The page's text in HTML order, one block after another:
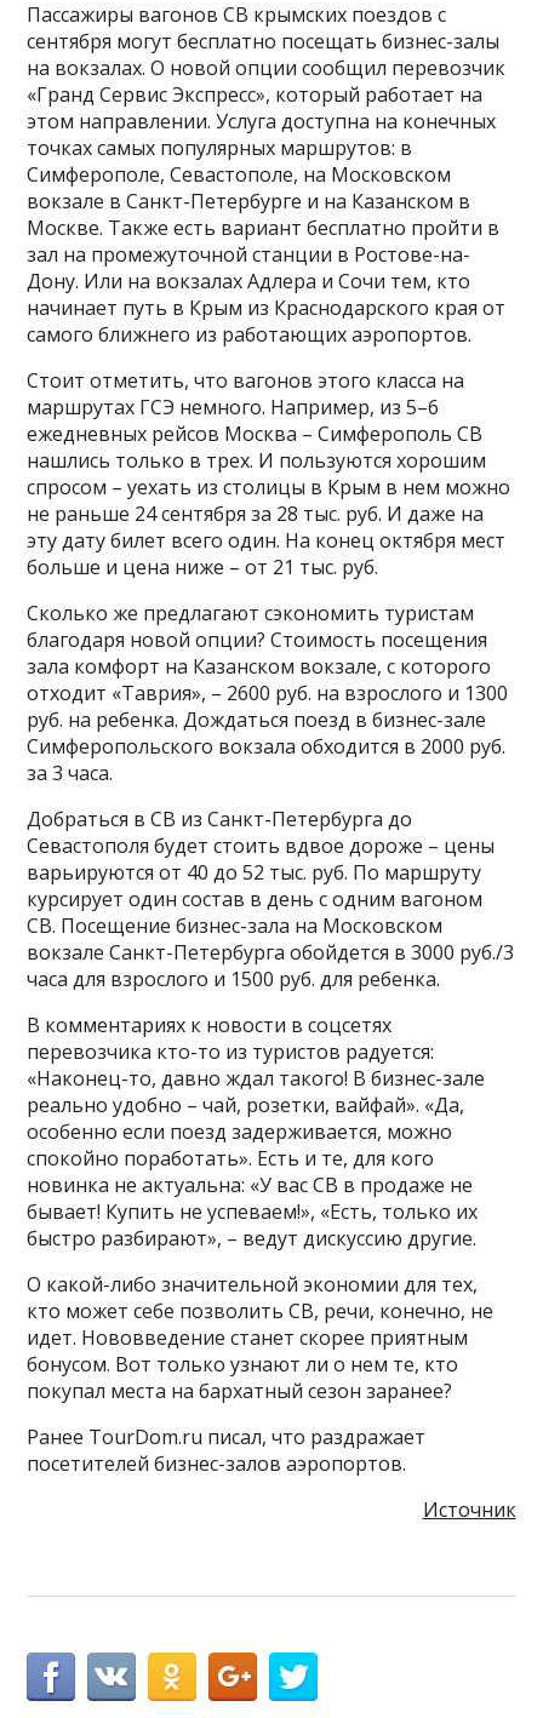
Пассажиры вагонов СВ крымских поездов с
сентября могут бесплатно посещать бизнес-залы
на вокзалах. О новой опции сообщил перевозчик
«Гранд Сервис Экспресс», который работает на
этом направлении. Услуга доступна на конечных
точках самых популярных маршрутов: в
Симферополе, Севастополе, на Московском
вокзале в Санкт-Петербурге и на Казанском в
Москве. Также есть вариант бесплатно пройти в
зал на промежуточной станции в Ростове-на-
Дону. Или на вокзалах Адлера и Сочи тем, кто
начинает путь в Крым из Краснодарского края от
самого ближнего из работающих аэропортов.
Стоит отметить, что вагонов этого класса на
маршрутах ГСЭ немного. Например, из 5–6
ежедневных рейсов Москва – Симферополь СВ
нашлись только в трех. И пользуются хорошим
спросом – уехать из столицы в Крым в нем можно
не раньше 24 сентября за 28 тыс. руб. И даже на
эту дату билет всего один. На конец октября мест
больше и цена ниже – от 21 тыс. руб.
Сколько же предлагают сэкономить туристам
благодаря новой опции? Стоимость посещения
зала комфорт на Казанском вокзале, с которого
отходит «Таврия», – 2600 руб. на взрослого и 1300
руб. на ребенка. Дождаться поезд в бизнес-зале
Симферопольского вокзала обходится в 2000 руб.
за 3 часа.
Добраться в СВ из Санкт-Петербурга до
Севастополя будет стоить вдвое дороже – цены
варьируются от 40 до 52 тыс. руб. По маршруту
курсирует один состав в день с одним вагоном
СВ. Посещение бизнес-зала на Московском
вокзале Санкт-Петербурга обойдется в 3000 руб./3
часа для взрослого и 1500 руб. для ребенка.
В комментариях к новости в соцсетях
перевозчика кто-то из туристов радуется:
«Наконец-то, давно ждал такого! В бизнес-зале
реально удобно – чай, розетки, вайфай». «Да,
особенно если поезд задерживается, можно
спокойно поработать». Есть и те, для кого
новинка не актуальна: «У вас СВ в продаже не
бывает! Купить не успеваем!», «Есть, только их
быстро разбирают», – ведут дискуссию другие.
О какой-либо значительной экономии для тех,
кто может себе позволить СВ, речи, конечно, не
идет. Нововведение станет скорее приятным
бонусом. Вот только узнают ли о нем те, кто
покупал места на бархатный сезон заранее?
Ранее TourDom.ru писал, что раздражает
посетителей бизнес-залов аэропортов.
Источник